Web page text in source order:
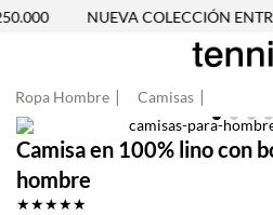
NUEVA COLECCIÓN ENTRA
Ropa Hombre Camisas
Camisa en 100% lino con
hombre
★★★★★